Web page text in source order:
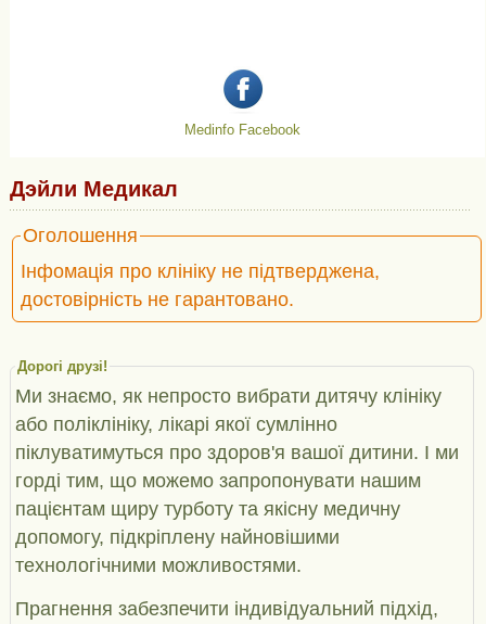
Medinfo Facebook
Дэйли Медикал
Оголошення
Інфомація про клініку не підтверджена,
достовірність не гарантовано.
Дорогі друзі!
Ми знаємо, як непросто вибрати дитячу клініку
або поліклініку, лікарі якої сумлінно
піклуватимуться про здоров'я вашої дитини. І ми
горді тим, що можемо запропонувати нашим
пацієнтам щиру турботу та якісну медичну
допомогу, підкріплену найновішими
технологічними можливостями.
Прагнення забезпечити індивідуальний підхід,